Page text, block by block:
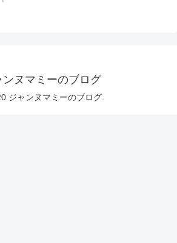
ンヌマミーのブログ
ジャンヌマミーのブログ.